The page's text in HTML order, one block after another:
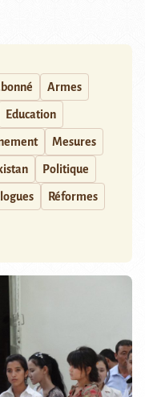
Armes
Education
Mesures
Politique
Réformes